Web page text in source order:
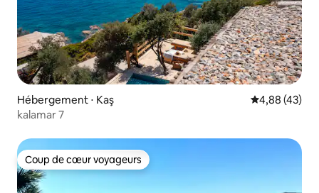
Hébergement ⋅ Kaş Évaluation
4,88 (43)
kalamar 7
Coup de cœur voyageurs
Coup de cœur voyageurs